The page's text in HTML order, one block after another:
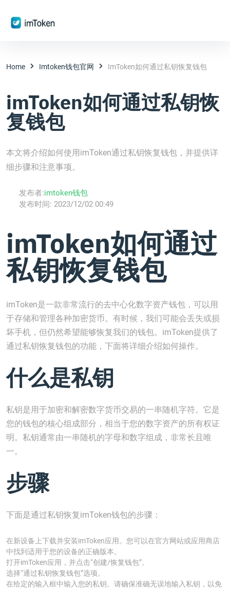
Home Imtoken钱包官网 ImToken如何通过私钥恢复钱包
imToken如何通过私钥恢
复钱包
本文将介绍如何使用imToken通过私钥恢复钱包，并提供详
细步骤和注意事项。
发布者:imtoken钱包
发布时间: 2023/12/02 00:49
imToken如何通过
私钥恢复钱包
imToken是一款非常流行的去中心化数字资产钱包，可以用
于存储和管理各种加密货币。有时候，我们可能会丢失或损
坏手机，但仍然希望能够恢复我们的钱包。imToken提供了
通过私钥恢复钱包的功能，下面将详细介绍如何操作。
什么是私钥
私钥是用于加密和解密数字货币交易的一串随机字符。它是
您的钱包的核心组成部分，相当于您的数字资产的所有权证
明。私钥通常由一串随机的字母和数字组成，非常长且唯
一。
步骤
下面是通过私钥恢复imToken钱包的步骤：
在新设备上下载并安装imToken应用。您可以在官方网站或应用商店
中找到适用于您的设备的正确版本。
打开imToken应用，并点击“创建/恢复钱包”。
选择“通过私钥恢复钱包”选项。
在给定的输入框中输入您的私钥。请确保准确无误地输入私钥，以免